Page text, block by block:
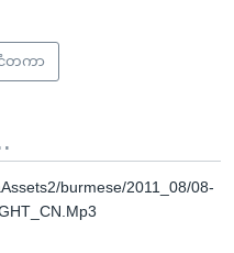
တကာ
burmese/2011_08/08-